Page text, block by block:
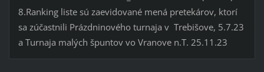
8.Ranking liste sú zaevidované mená pretekárov, ktorí
sa zúčastnili Prázdninového turnaja v Trebišove, 5.7.23
a Turnaja malých špuntov vo Vranove n.T. 25.11.23